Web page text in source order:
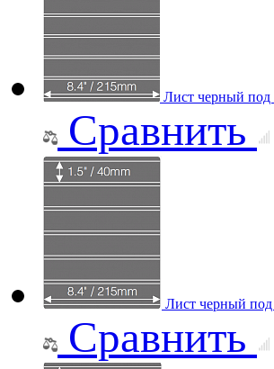
Лист черный
Сравнить
Лист черный
Сравнить